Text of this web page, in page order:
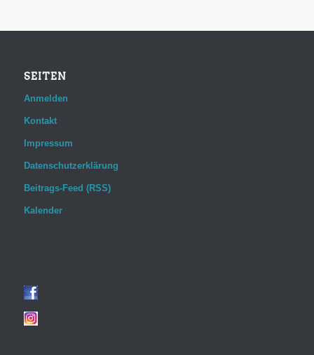
SEITEN
Anmelden
Kontakt
Impressum
Datenschutzerklärung
Beitrags-Feed (RSS)
Kalender